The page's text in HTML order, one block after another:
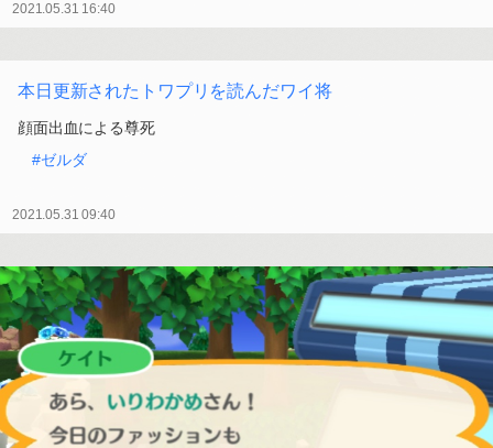
2021.05.31 16:40
本日更新されたトワプリを読んだワイ将
顔面出血による尊死
#ゼルダ
2021.05.31 09:40